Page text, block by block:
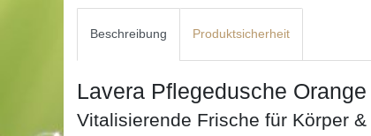
Beschreibung Produktsicherheit
Lavera Pflegedusche
Vitalisierende Frische für Körper &